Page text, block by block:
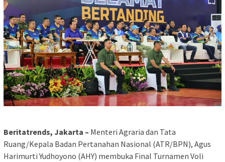
Beritatrends, Jakarta – Menteri Agraria dan Tata
Ruang/Kepala Badan Pertanahan Nasional (ATR/BPN), Agus
Harimurti Yudhoyono (AHY) membuka Final Turnamen Voli